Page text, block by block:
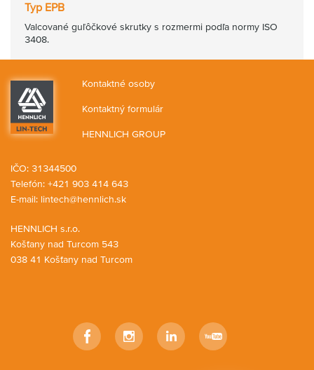
Typ EPB
Valcované guľôčkové skrutky s rozmermi podľa normy ISO
3408.
Kontaktné osoby
Kontaktný formulár
HENNLICH GROUP
HENNLICH s.r.o.
Košťany nad Turcom 543
038 41 Košťany nad Turcom
IČO: 31344500
Telefón: +421 903 414 643
E-mail: lintech@hennlich.sk
FacebookInstagramLinkedIn YouTube